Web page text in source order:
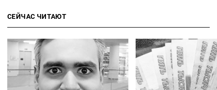
СЕЙЧАС ЧИТАЮТ